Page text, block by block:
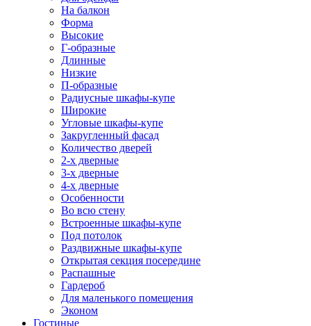
На балкон
Форма
Высокие
Г-образные
Длинные
Низкие
П-образные
Радиусные шкафы-купе
Широкие
Угловые шкафы-купе
Закругленный фасад
Количество дверей
2-х дверные
3-х дверные
4-х дверные
Особенности
Во всю стену
Встроенные шкафы-купе
Под потолок
Раздвижные шкафы-купе
Открытая секция посередине
Распашные
Гардероб
Для маленького помещения
Эконом
Гостиные